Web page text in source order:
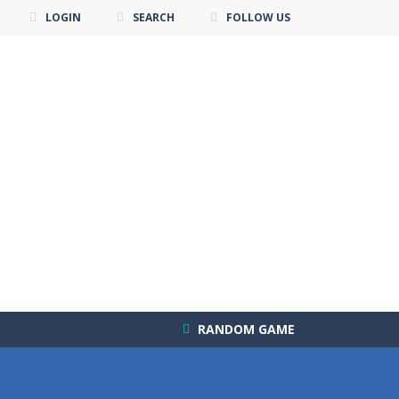
LOGIN SEARCH FOLLOW US
RANDOM GAME